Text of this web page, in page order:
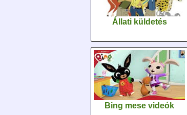
Állati küldetés
Bing mese videók